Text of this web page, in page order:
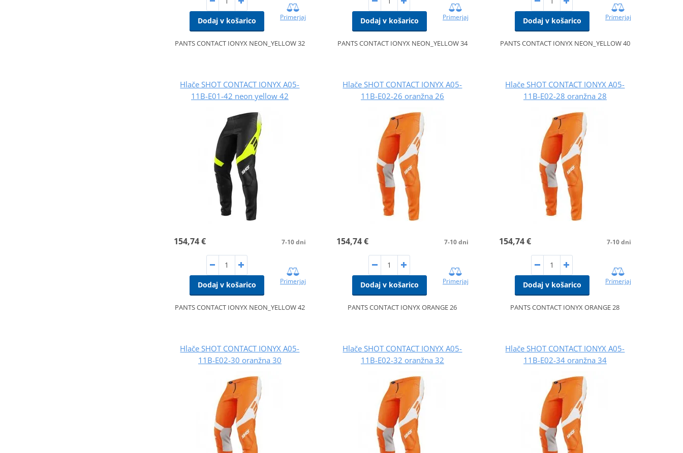
Dodaj v košarico Primerjaj
PANTS CONTACT IONYX NEON_YELLOW 32
Dodaj v košarico Primerjaj
PANTS CONTACT IONYX NEON_YELLOW 34
Dodaj v košarico Primerjaj
PANTS CONTACT IONYX NEON_YELLOW 40
Hlače SHOT CONTACT IONYX A05-
11B-E01-42 neon yellow 42
154,74 € 7-10 dni
Dodaj v košarico Primerjaj
PANTS CONTACT IONYX NEON_YELLOW 42
Hlače SHOT CONTACT IONYX A05-
11B-E02-26 oranžna 26
154,74 € 7-10 dni
Dodaj v košarico Primerjaj
PANTS CONTACT IONYX ORANGE 26
Hlače SHOT CONTACT IONYX A05-
11B-E02-28 oranžna 28
154,74 € 7-10 dni
Dodaj v košarico Primerjaj
PANTS CONTACT IONYX ORANGE 28
Hlače SHOT CONTACT IONYX A05-
11B-E02-30 oranžna 30
Hlače SHOT CONTACT IONYX A05-
11B-E02-32 oranžna 32
Hlače SHOT CONTACT IONYX A05-
11B-E02-34 oranžna 34